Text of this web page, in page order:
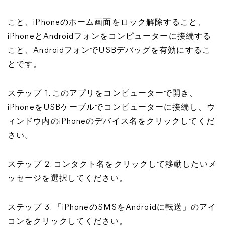
こと、iPhoneのホーム画面をロック解除すること、
iPhoneとAndroidフォンをコンピューターに接続する
こと、AndroidフォンでUSBデバッグを有効にするこ
とです。
ステップ 1. このアプリをコンピューターで開き、
iPhoneをUSBケーブルでコンピューターに接続し、ウ
ィンドウ内のiPhoneのデバイス名をクリックしてくだ
さい。
ステップ 2. コンタクト名をクリックして移動したいメ
ッセージを選択してください。
ステップ 3. 「iPhoneのSMSをAndroidに転送」のアイ
コンをクリックしてください。